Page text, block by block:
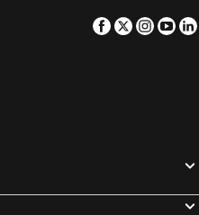
Marché Jean Talon
Marché du Vieux-Port
Facebook
Twitter